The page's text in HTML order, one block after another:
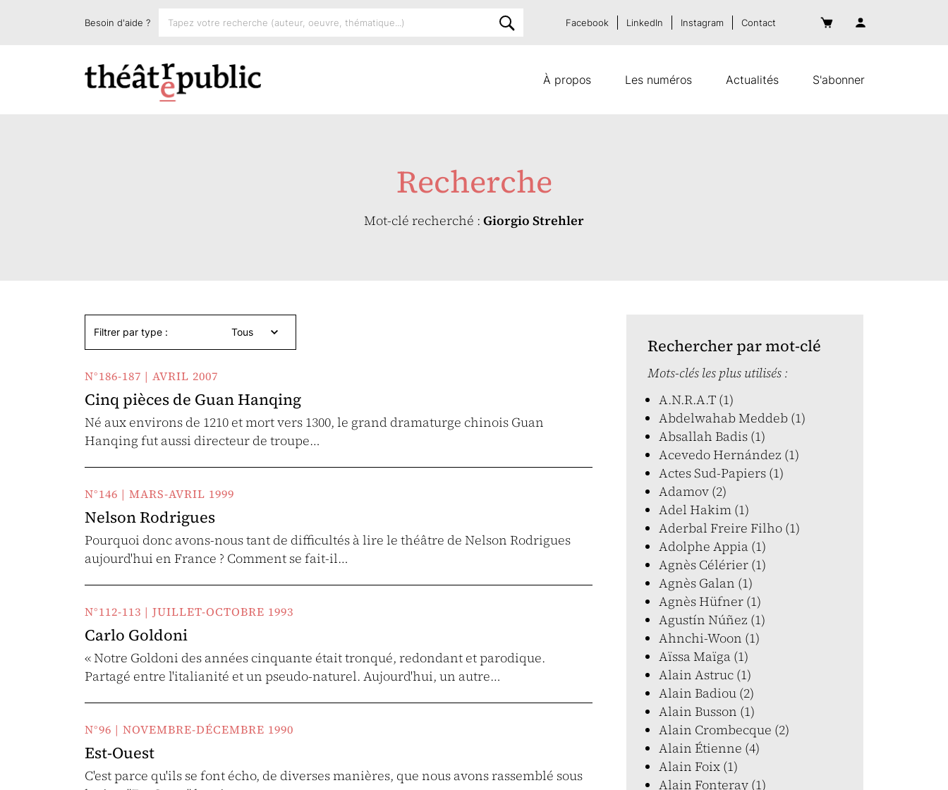
À propos Les numéros Actualités S'abonner
Besoin d'aide ? Facebook LinkedIn Instagram Contact
Recherche
Mot-clé recherché : Giorgio Strehler
Filtrer par type : Tous
N°186-187 | AVRIL 2007
Cinq pièces de Guan Hanqing
Né aux environs de 1210 et mort vers 1300, le grand dramaturge chinois Guan
Hanqing fut aussi directeur de troupe…
N°146 | MARS-AVRIL 1999
Nelson Rodrigues
Pourquoi donc avons-nous tant de difficultés à lire le théâtre de Nelson Rodrigues
aujourd'hui en France ? Comment se fait-il…
N°112-113 | JUILLET-OCTOBRE 1993
Carlo Goldoni
« Notre Goldoni des années cinquante était tronqué, redondant et parodique.
Partagé entre l'italianité et un pseudo-naturel. Aujourd'hui, un autre…
N°96 | NOVEMBRE-DÉCEMBRE 1990
Est-Ouest
C'est parce qu'ils se font écho, de diverses manières, que nous avons rassemblé sous
Rechercher par mot-clé
Mots-clés les plus utilisés :
A.N.R.A.T (1)
Abdelwahab Meddeb (1)
Absallah Badis (1)
Acevedo Hernández (1)
Actes Sud-Papiers (1)
Adamov (2)
Adel Hakim (1)
Aderbal Freire Filho (1)
Adolphe Appia (1)
Agnès Célérier (1)
Agnès Galan (1)
Agnès Hüfner (1)
Agustín Núñez (1)
Ahnchi-Woon (1)
Aïssa Maïga (1)
Alain Astruc (1)
Alain Badiou (2)
Alain Busson (1)
Alain Crombecque (2)
Alain Étienne (4)
Alain Foix (1)
Alain Fonteray (1)